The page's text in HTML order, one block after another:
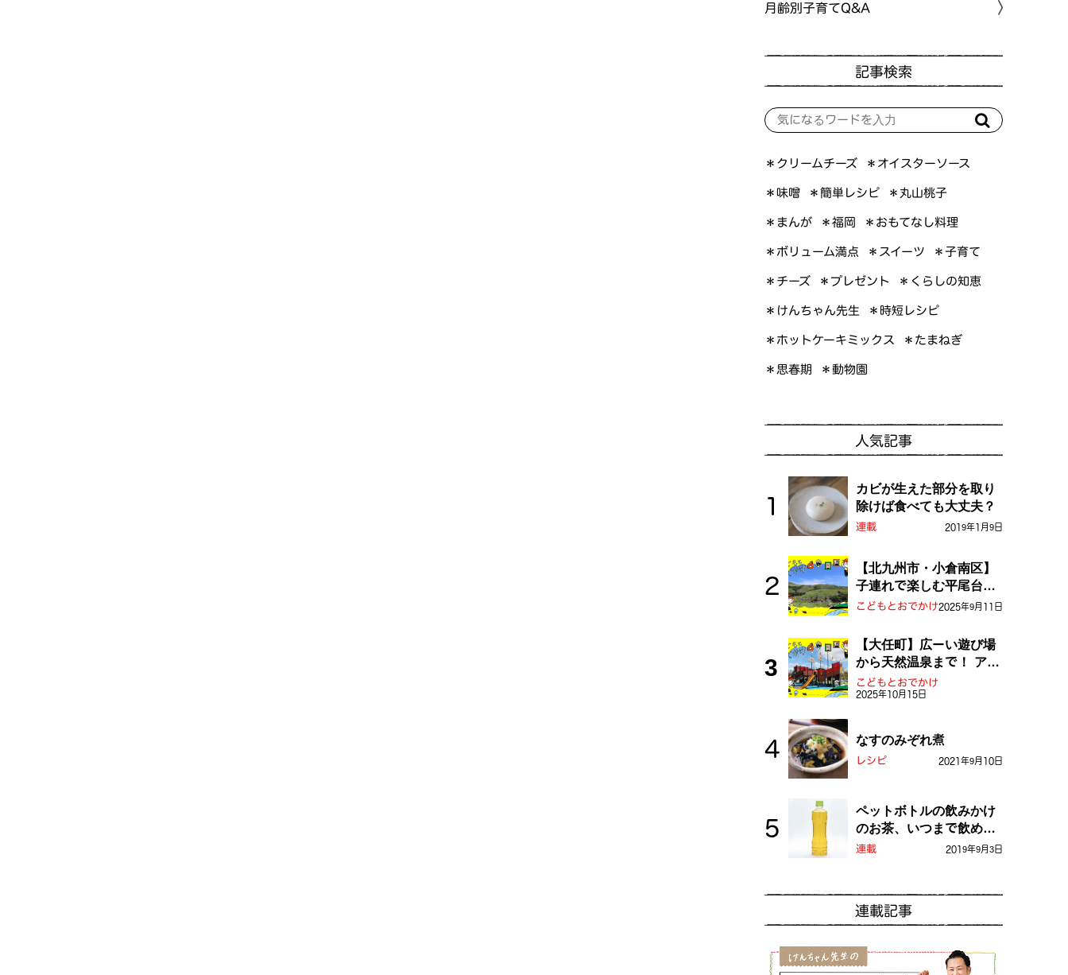
月齢別子育てQ&A
記事検索
＊クリームチーズ ＊オイスターソース
＊味噌 ＊簡単レシピ ＊丸山桃子
＊まんが ＊福岡 ＊おもてなし料理
＊ボリューム満点 ＊スイーツ ＊子育て
＊チーズ ＊プレゼント ＊くらしの知恵
＊けんちゃん先生 ＊時短レシピ
＊ホットケーキミックス ＊たまねぎ
＊思春期 ＊動物園
人気記事
カビが生えた部分を取り
除けば食べても大丈夫？
連載 2019年1月9日
【北九州市・小倉南区】
子連れで楽しむ平尾台！
ふしぎな草原や千仏鍾乳
こどもとおでかけ2025年9月11日
【大任町】広ーい遊び場
から天然温泉まで！ アミ
ューズメントな道の駅・
おおとう桜街道
こどもとおでかけ
2025年10月15日
なすのみぞれ煮
レシピ 2021年9月10日
ペットボトルの飲みかけ
のお茶、いつまで飲め
る？
連載 2019年9月3日
連載記事